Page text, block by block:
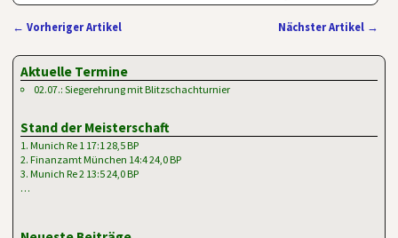
← Vorheriger Artikel Nächster Artikel →
Aktuelle Termine
02.07.: Siegerehrung mit Blitzschachturnier
Stand der Meisterschaft
1. Munich Re 1 17:1 28,5 BP
2. Finanzamt München 14:4 24,0 BP
3. Munich Re 2 13:5 24,0 BP
…